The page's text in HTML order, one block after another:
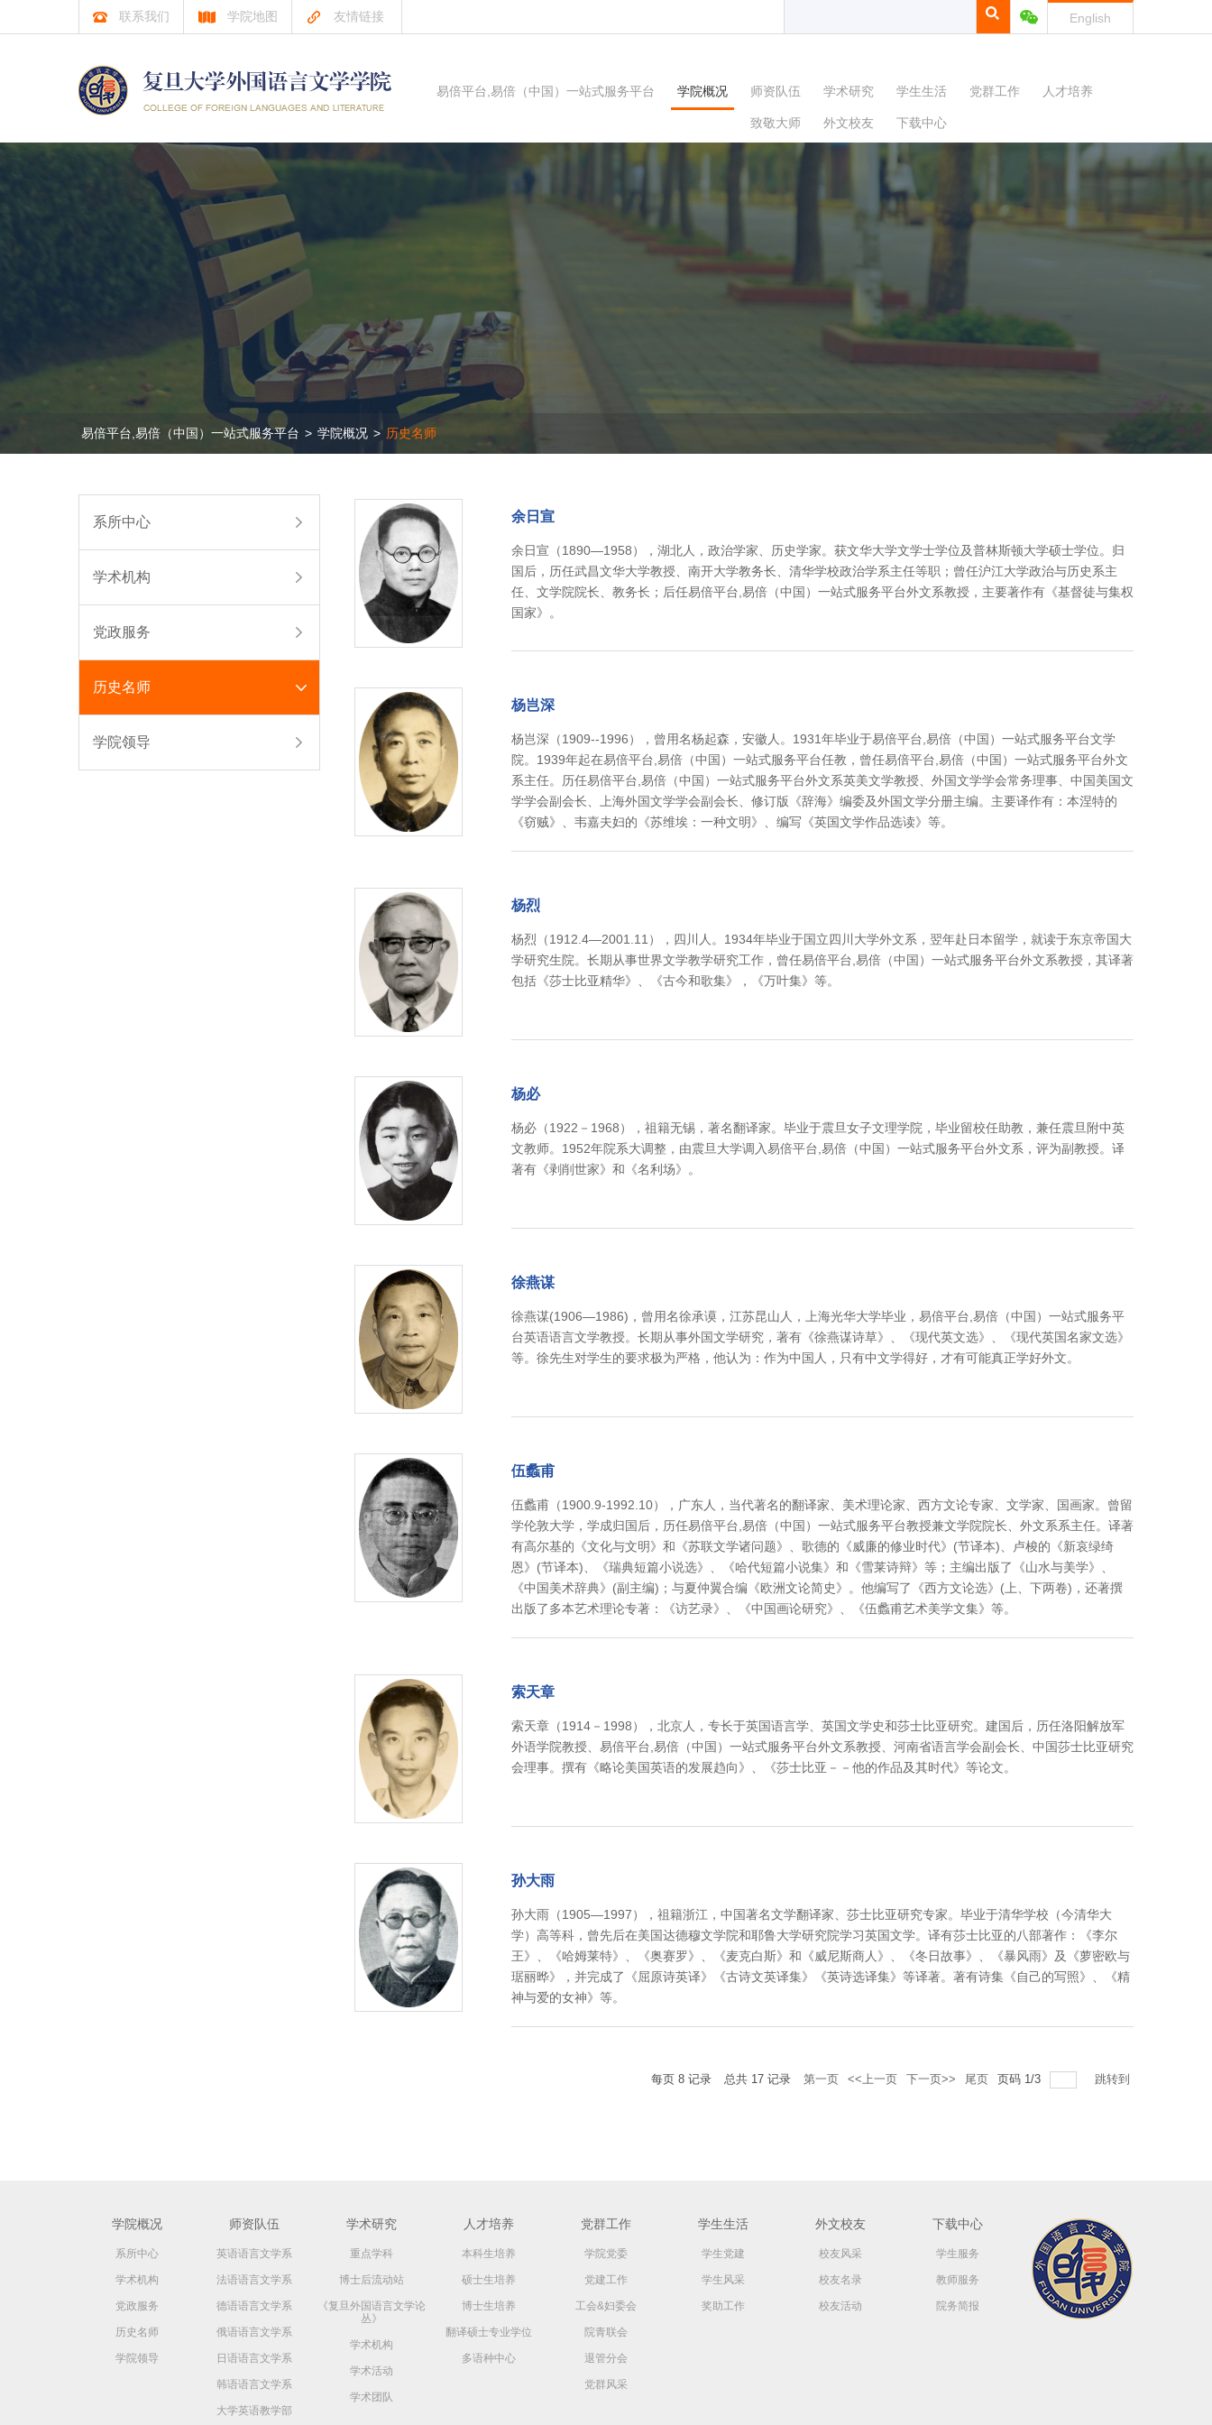
联系我们 学院地图 友情链接 English
易倍平台,易倍（中国）一站式服务平台 学院概况 师资队伍 学术研究 学生生活 党群工作 人才培养
致敬大师 外文校友 下载中心
易倍平台,易倍（中国）一站式服务平台 > 学院概况 > 历史名师
系所中心
学术机构
党政服务
历史名师
学院领导
余日宣
余日宣（1890—1958），湖北人，政治学家、历史学家。获文华大学文学士学位及普林斯顿大学硕士学位。归
国后，历任武昌文华大学教授、南开大学教务长、清华学校政治学系主任等职；曾任沪江大学政治与历史系主
任、文学院院长、教务长；后任易倍平台,易倍（中国）一站式服务平台外文系教授，主要著作有《基督徒与集权
国家》。
杨岂深
杨岂深（1909--1996），曾用名杨起森，安徽人。1931年毕业于易倍平台,易倍（中国）一站式服务平台文学
院。1939年起在易倍平台,易倍（中国）一站式服务平台任教，曾任易倍平台,易倍（中国）一站式服务平台外文
系主任。历任易倍平台,易倍（中国）一站式服务平台外文系英美文学教授、外国文学学会常务理事、中国美国文
学学会副会长、上海外国文学学会副会长、修订版《辞海》编委及外国文学分册主编。主要译作有：本涅特的
《窃贼》、韦嘉夫妇的《苏维埃：一种文明》、编写《英国文学作品选读》等。
杨烈
杨烈（1912.4—2001.11），四川人。1934年毕业于国立四川大学外文系，翌年赴日本留学，就读于东京帝国大
学研究生院。长期从事世界文学教学研究工作，曾任易倍平台,易倍（中国）一站式服务平台外文系教授，其译著
包括《莎士比亚精华》、《古今和歌集》，《万叶集》等。
杨必
杨必（1922－1968），祖籍无锡，著名翻译家。毕业于震旦女子文理学院，毕业留校任助教，兼任震旦附中英
文教师。1952年院系大调整，由震旦大学调入易倍平台,易倍（中国）一站式服务平台外文系，评为副教授。译
著有《剥削世家》和《名利场》。
徐燕谋
徐燕谋(1906—1986)，曾用名徐承谟，江苏昆山人，上海光华大学毕业，易倍平台,易倍（中国）一站式服务平
台英语语言文学教授。长期从事外国文学研究，著有《徐燕谋诗草》、《现代英文选》、《现代英国名家文选》
等。徐先生对学生的要求极为严格，他认为：作为中国人，只有中文学得好，才有可能真正学好外文。
伍蠡甫
伍蠡甫（1900.9-1992.10），广东人，当代著名的翻译家、美术理论家、西方文论专家、文学家、国画家。曾留
学伦敦大学，学成归国后，历任易倍平台,易倍（中国）一站式服务平台教授兼文学院院长、外文系系主任。译著
有高尔基的《文化与文明》和《苏联文学诸问题》、歌德的《威廉的修业时代》(节译本)、卢梭的《新哀绿绮
恩》(节译本)、《瑞典短篇小说选》、《哈代短篇小说集》和《雪莱诗辩》等；主编出版了《山水与美学》、
《中国美术辞典》(副主编)；与夏仲翼合编《欧洲文论简史》。他编写了《西方文论选》(上、下两卷)，还著撰
出版了多本艺术理论专著：《访艺录》、《中国画论研究》、《伍蠡甫艺术美学文集》等。
索天章
索天章（1914－1998），北京人，专长于英国语言学、英国文学史和莎士比亚研究。建国后，历任洛阳解放军
外语学院教授、易倍平台,易倍（中国）一站式服务平台外文系教授、河南省语言学会副会长、中国莎士比亚研究
会理事。撰有《略论美国英语的发展趋向》、《莎士比亚－－他的作品及其时代》等论文。
孙大雨
孙大雨（1905—1997），祖籍浙江，中国著名文学翻译家、莎士比亚研究专家。毕业于清华学校（今清华大
学）高等科，曾先后在美国达德穆文学院和耶鲁大学研究院学习英国文学。译有莎士比亚的八部著作：《李尔
王》、《哈姆莱特》、《奥赛罗》、《麦克白斯》和《威尼斯商人》、《冬日故事》、《暴风雨》及《萝密欧与
琚丽晔》，并完成了《屈原诗英译》《古诗文英译集》《英诗选译集》等译著。著有诗集《自己的写照》、《精
神与爱的女神》等。
每页 8 记录 总共 17 记录 第一页 <<上一页 下一页>> 尾页 页码 1/3 跳转到
学院概况
系所中心
学术机构
党政服务
历史名师
学院领导
师资队伍
英语语言文学系
法语语言文学系
德语语言文学系
俄语语言文学系
日语语言文学系
韩语语言文学系
大学英语教学部
学术研究
重点学科
博士后流动站
《复旦外国语言文学论
丛》
学术机构
学术活动
学术团队
人才培养
本科生培养
硕士生培养
博士生培养
翻译硕士专业学位
多语种中心
党群工作
学院党委
党建工作
工会&妇委会
院青联会
退管分会
党群风采
学生生活
学生党建
学生风采
奖助工作
外文校友
校友风采
校友名录
校友活动
下载中心
学生服务
教师服务
院务简报